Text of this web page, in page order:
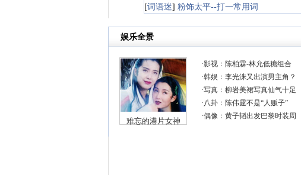
[词语迷] 粉饰太平--打一常用词